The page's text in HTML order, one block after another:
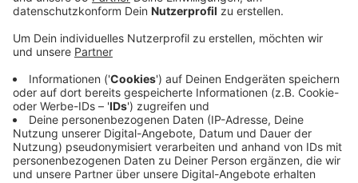
Das Quartier zwischen der Hohenzollernstraße, der
"Von-Böttinger-Platz" soll sich neu entwickeln.
Dazu möchte die Stadt direkt mit den rund 4200
Menschen sprechen, die dort leben und arbeiten.
Es geht um ihre Wünsche und Bedürfnisse rund um die